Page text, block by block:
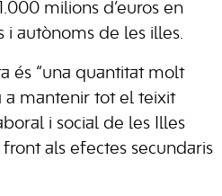
milions d’euros en
i autònoms de les illes.
és “una quantitat molt
a mantenir tot el teixit
i social de les Illes
als efectes secundaris